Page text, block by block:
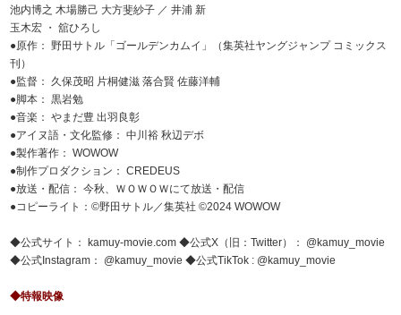
池内博之 木場勝己 大方斐紗子 ／ 井浦 新
玉木宏 ・ 舘ひろし
●原作： 野田サトル「ゴールデンカムイ」（集英社ヤングジャンプ コミックス
刊）
●監督： 久保茂昭 片桐健滋 落合賢 佐藤洋輔
●脚本： 黒岩勉
●音楽： やまだ豊 出羽良彰
●アイヌ語・文化監修： 中川裕 秋辺デボ
●製作著作： WOWOW
●制作プロダクション： CREDEUS
●放送・配信： 今秋、ＷＯＷＯＷにて放送・配信
●コピーライト：©野田サトル／集英社 ©2024 WOWOW
◆公式サイト： kamuy-movie.com ◆公式X（旧：Twitter）： @kamuy_movie
◆公式Instagram： @kamuy_movie ◆公式TikTok : @kamuy_movie
◆特報映像